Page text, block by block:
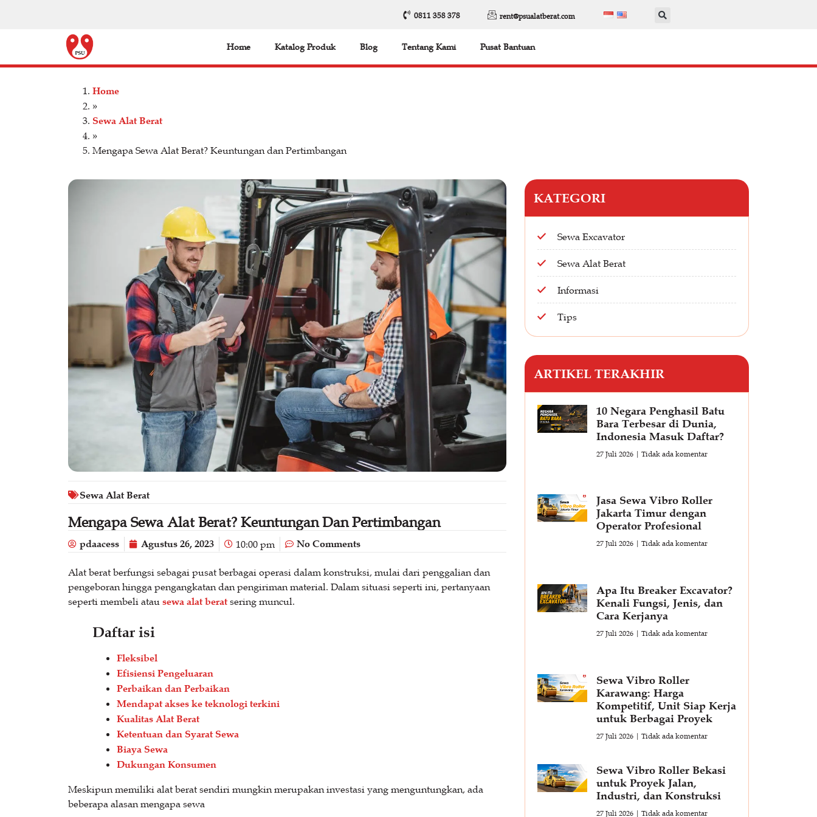
0811 358 378 rent@psualatberat.com
Home Katalog Produk Blog Tentang Kami Pusat Bantuan
Home
»
Sewa Alat Berat
»
Mengapa Sewa Alat Berat? Keuntungan dan Pertimbangan
Sewa Alat Berat
Mengapa Sewa Alat Berat? Keuntungan Dan Pertimbangan
pdaacess Agustus 26, 2023 10:00 pm No Comments
Alat berat berfungsi sebagai pusat berbagai operasi dalam konstruksi, mulai dari penggalian dan
pengeboran hingga pengangkatan dan pengiriman material. Dalam situasi seperti ini, pertanyaan
seperti membeli atau sewa alat beratsering muncul.
Daftar isi
Fleksibel
Efisiensi Pengeluaran
Perbaikan dan Perbaikan
Mendapat akses ke teknologi terkini
Kualitas Alat Berat
Ketentuan dan Syarat Sewa
Biaya Sewa
Dukungan Konsumen
Meskipun memiliki alat berat sendiri mungkin merupakan investasi yang menguntungkan, ada
beberapa alasan mengapa sewa
KATEGORI
Sewa Excavator
Sewa Alat Berat
Informasi
Tips
ARTIKEL TERAKHIR
10 Negara Penghasil Batu
Bara Terbesar di Dunia,
Indonesia Masuk Daftar?
27 Juli 2026 Tidak ada komentar
Jasa Sewa Vibro Roller
Jakarta Timur dengan
Operator Profesional
27 Juli 2026 Tidak ada komentar
Apa Itu Breaker Excavator?
Kenali Fungsi, Jenis, dan
Cara Kerjanya
27 Juli 2026 Tidak ada komentar
Sewa Vibro Roller
Karawang: Harga
Kompetitif, Unit Siap Kerja
untuk Berbagai Proyek
27 Juli 2026 Tidak ada komentar
Sewa Vibro Roller Bekasi
untuk Proyek Jalan,
Industri, dan Konstruksi
27 Juli 2026 Tidak ada komentar